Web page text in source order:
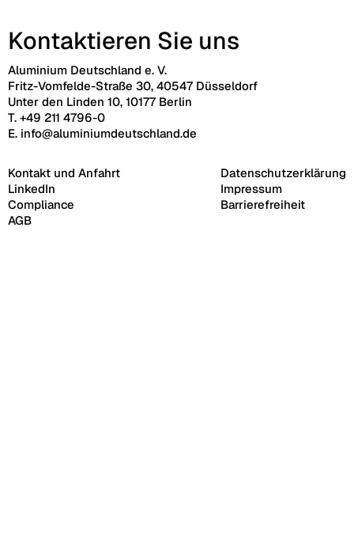
Kontaktieren Sie uns
Aluminium Deutschland e. V.
Fritz-Vomfelde-Straße 30, 40547 Düsseldorf
Unter den Linden 10, 10177 Berlin
T. +49 211 4796-0
E. info@aluminiumdeutschland.de
Kontakt und Anfahrt
LinkedIn
Compliance
AGB
Datenschutzerklärung
Impressum
Barrierefreiheit